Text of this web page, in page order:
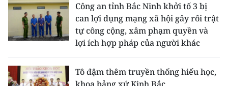
Công an tỉnh Bắc Ninh khởi tố 3 bị
can lợi dụng mạng xã hội gây rối trật
tự công cộng, xâm phạm quyền và
lợi ích hợp pháp của người khác
Tô đậm thêm truyền thống hiếu học,